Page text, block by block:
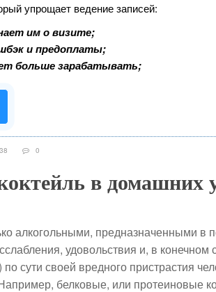
упрощает ведение записей:
им о визите;
и предоплаты;
больше зарабатывать;
0
в домашних
алкогольными, предназначенными в
удовольствия и, в конечном
сути своей вредного пристрастия
белковые, или протеиновые